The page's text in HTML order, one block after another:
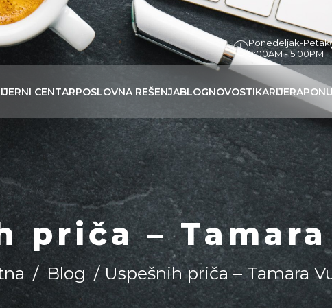
Ponedeljak-Petak
9:00AM - 5:00PM
CENTARPOSLOVNA REŠENJABLOGNOVOSTIKARIJERA
priča –
/ Blog / Uspešnih priča – Tamara